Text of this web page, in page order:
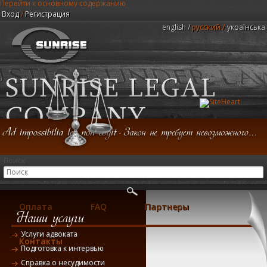
Перейти к основному содержанию
Вход/ Регистрация
english русский українська
Юридическая компания "Центр Санрайз"
Главная
Оплата FAQ Партнеры
Контакты
Услуги адвоката
Подготовка к интервью
Справка о несудимости